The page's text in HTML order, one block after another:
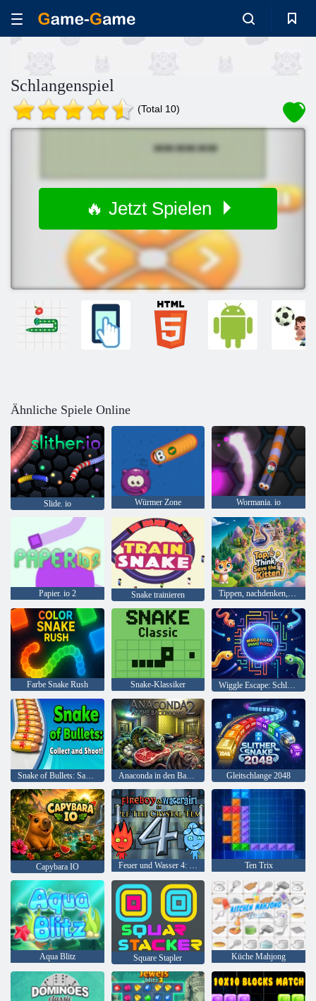
Schlangenspiel
(Total 10)
🔥 Jetzt Spielen
Ähnliche Spiele Online
Slide. io Würmer Zone Wormania. io
Papier. io 2 Snake trainieren Tippen, nachdenken, das Kätzchen retten!
Farbe Snake Rush Snake-Klassiker Wiggle Escape: Schlangenrätsel
Snake of Bullets: Sammeln und schießen! Anaconda in den Backrooms 2 Gleitschlange 2048
Capybara IO Feuer und Wasser 4: Kristalltempel Ten Trix
Aqua Blitz Square Stapler Küche Mahjong